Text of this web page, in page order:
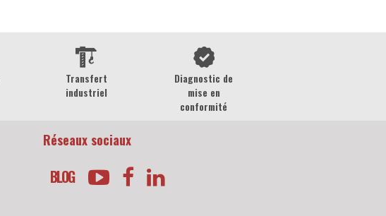
Transfert
industriel
Diagnostic de
mise en
conformité
Réseaux sociaux
BLOG